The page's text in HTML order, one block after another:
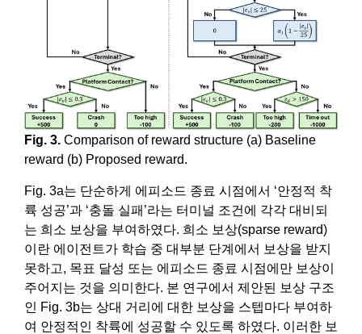
Fig. 3. Comparison of reward structure (a) Baseline
reward (b) Proposed reward.
Fig. 3a는 단순하게 에피소드 종료 시점에서 ‘안정적 착
륙 성공’과 ‘충돌 실패’라는 터미널 조건에 각각 대비되
는 희소 보상을 부여하였다. 희소 보상(sparse reward)
이란 에이전트가 학습 중 대부분 단계에서 보상을 받지
못하고, 목표 달성 또는 에피소드 종료 시점에만 보상이
주어지는 것을 의미한다. 본 연구에서 제안된 보상 구조
인 Fig. 3b는 상대 거리에 대한 보상을 스텝마다 부여하
여 안정적인 착륙에 성공할 수 있도록 하였다. 이러한 보